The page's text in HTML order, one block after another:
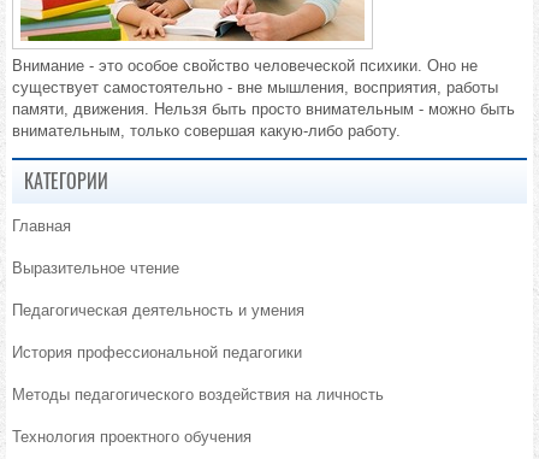
Внимание - это особое свойство человеческой психики. Оно не
существует самостоятельно - вне мышления, восприятия, работы
памяти, движения. Нельзя быть просто внимательным - можно быть
внимательным, только совершая какую-либо работу.
КАТЕГОРИИ
Главная
Выразительное чтение
Педагогическая деятельность и умения
История профессиональной педагогики
Методы педагогического воздействия на личность
Технология проектного обучения